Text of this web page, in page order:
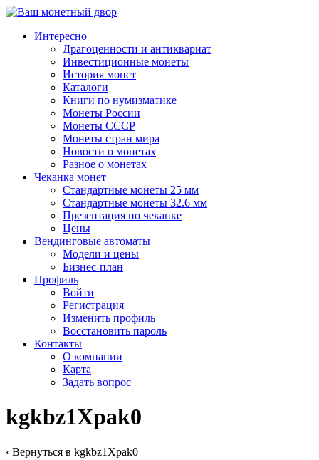
↓
основному
содержимому
Интересно
Драгоценности и антиквариат
Инвестиционные монеты
История монет
Каталоги
Книги по нумизматике
Монеты России
Монеты СССР
Монеты стран мира
Новости о монетах
Разное о монетах
Чеканка монет
Стандартные монеты 25 мм
Стандартные монеты 32.6 мм
Презентация по чеканке
Цены
Вендинговые автоматы
Модели и цены
Бизнес-план
Профиль
Войти
Регистрация
Изменить профиль
Восстановить пароль
Контакты
О компании
Карта
Задать вопрос
kgkbz1Xpak0
‹ Вернуться в kgkbz1Xpak0